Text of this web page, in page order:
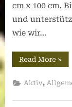
cm x 100 cm.
und
wie wir…
Read More
des
Juni
»
Aktiv,